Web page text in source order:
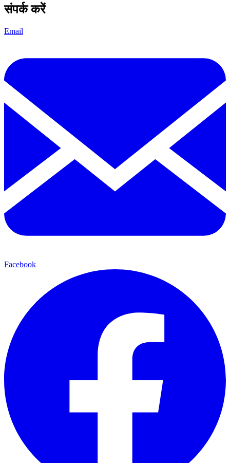
संपर्क करें
Email
Facebook